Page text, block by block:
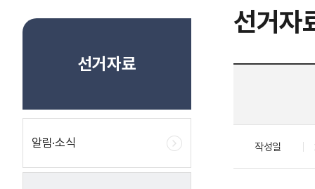
선거자료
알림·소식
선거자
작성일